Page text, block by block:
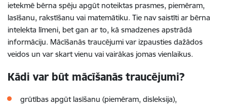
ietekmē bērna spēju apgūt noteiktas prasmes, piemēram,
lasīšanu, rakstīšanu vai matemātiku. Tie nav saistīti ar bērna
intelekta līmeni, bet gan ar to, kā smadzenes apstrādā
informāciju. Mācīšanās traucējumi var izpausties dažādos
veidos un var skart vienu vai vairākas jomas vienlaikus.
Kādi var būt mācīšanās traucējumi?
grūtības apgūt lasīšanu (piemēram, disleksija),